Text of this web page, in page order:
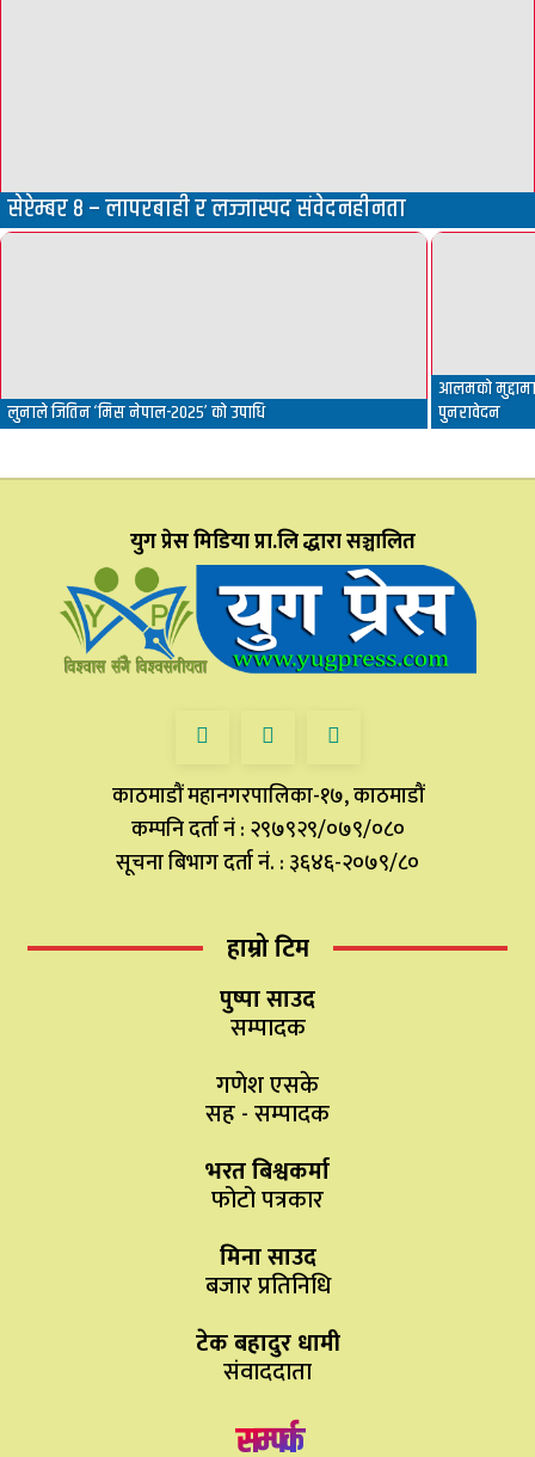
सेप्टेम्बर ८ – लापरबाही र लज्जास्पद संवेदनहीनता
लुनाले जितिन ‘मिस नेपाल-२०२५’ को उपाधि
आलमको
पुनरावेदन
युग प्रेस मिडिया प्रा.लि द्धारा सञ्चालित
काठमाडौं महानगरपालिका-१७, काठमाडौं
कम्पनि दर्ता नं : २९७९२९/०७९/०८०
सूचना बिभाग दर्ता नं. : ३६४६-२०७९/८०
हाम्रो टिम
पुष्पा साउद
सम्पादक
गणेश एसके
सह - सम्पादक
भरत बिश्वकर्मा
फोटो पत्रकार
मिना साउद
बजार प्रतिनिधि
टेक बहादुर धामी
संवाददाता
सम्पर्क